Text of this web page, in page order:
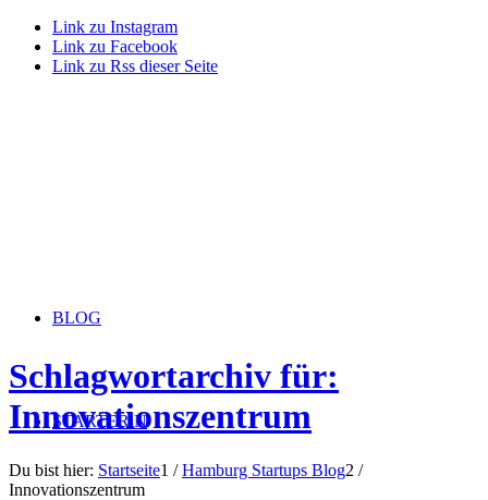
Link zu Instagram
Link zu Facebook
Link zu Rss dieser Seite
BLOG
STARTERiN
Schlagwortarchiv für:
Innovationszentrum
Du bist hier: Startseite1 / Hamburg Startups Blog2 /
Innovationszentrum